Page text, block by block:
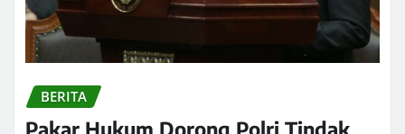
BERITA
Pakar Hukum Dorong Polri Tindak